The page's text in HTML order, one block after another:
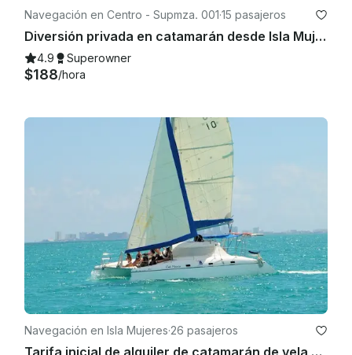
Navegación en Centro - Supmza. 001·15 pasajeros
Diversión privada en catamarán desde Isla Mujeres | Bar abierto y esnórquel
4.9 Superowner
$188/hora
Navegación en Isla Mujeres·26 pasajeros
Tarifa inicial de alquiler de catamarán de vela Wild Cat 35 para hasta 12 personas.